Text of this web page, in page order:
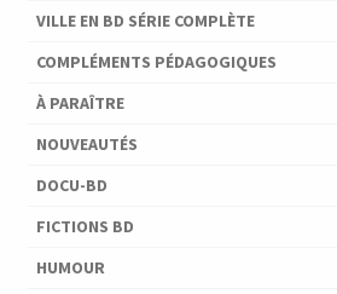
VILLE EN BD SÉRIE COMPLÈTE
COMPLÉMENTS PÉDAGOGIQUES
À PARAÎTRE
NOUVEAUTÉS
DOCU-BD
FICTIONS BD
HUMOUR